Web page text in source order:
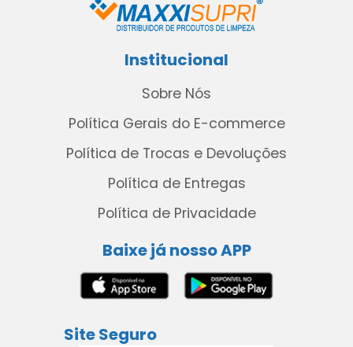
Institucional
Sobre Nós
Política Gerais do E-commerce
Política de Trocas e Devoluções
Política de Entregas
Política de Privacidade
Baixe já nosso APP
Site Seguro